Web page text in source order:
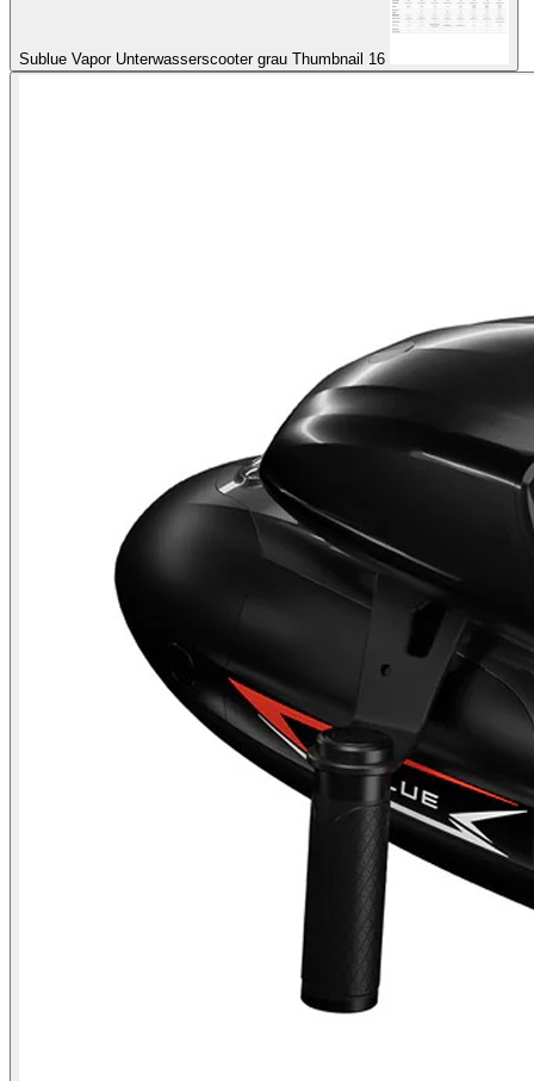
Sublue Vapor Unterwasserscooter grau Thumbnail 16